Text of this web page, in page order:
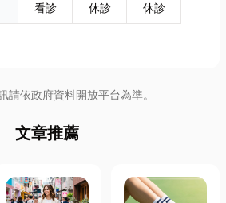
看診 休診 休診
依政府資料開放平台為準。
文章推薦